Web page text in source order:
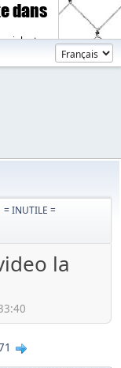
dans
violents.
= INUTILE =
la